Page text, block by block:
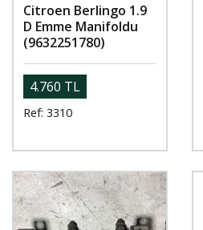
Citroen Berlingo 1.9
D Emme Manifoldu
(9632251780)
4.760 TL
Ref: 3310